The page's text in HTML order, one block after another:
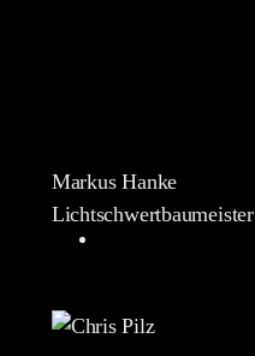
Markus Hanke
Lichtschwertbaumeister